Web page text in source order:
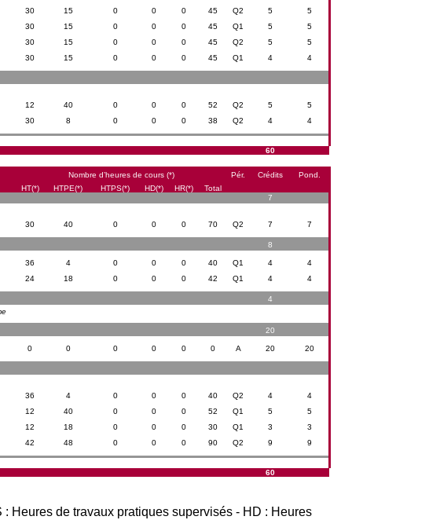
30 15 0 0 0 45 Q2 5 5
30 15 0 0 0 45 Q1 5 5
30 15 0 0 0 45 Q2 5 5
30 15 0 0 0 45 Q1 4 4
12 40 0 0 0 52 Q2 5 5
30 8 0 0 0 38 Q2 4 4
60
Nombre d’heures de cours (*) Pér. Crédits
Pond.
HT(*)
HTPE(*) HTPS(*) HD(*) HR(*) Total
7
30 40 0 0 0 70 Q2 7 7
8
36 4 0 0 0 40 Q1 4 4
24 18 0 0 0 42 Q1 4 4
4
20
0 0 0 0 0 0 A 20 20
36 4 0 0 0 40 Q2 4 4
12 40 0 0 0 52 Q1 5 5
12 18 0 0 0 30 Q1 3 3
42 48 0 0 0 90 Q2 9 9
60
Heures de travaux pratiques supervisés - HD : Heures